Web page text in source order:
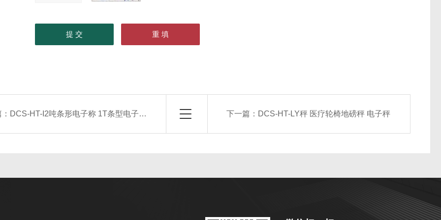
DCS-HT-I2吨条形电子称 1T条型电子地磅秤 不锈钢条形秤 下一篇： DCS-HT-LY秤 医疗轮椅地磅秤 电子秤